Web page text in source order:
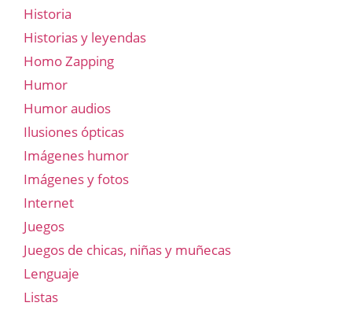
Historia
Historias y leyendas
Homo Zapping
Humor
Humor audios
Ilusiones ópticas
Imágenes humor
Imágenes y fotos
Internet
Juegos
Juegos de chicas, niñas y muñecas
Lenguaje
Listas